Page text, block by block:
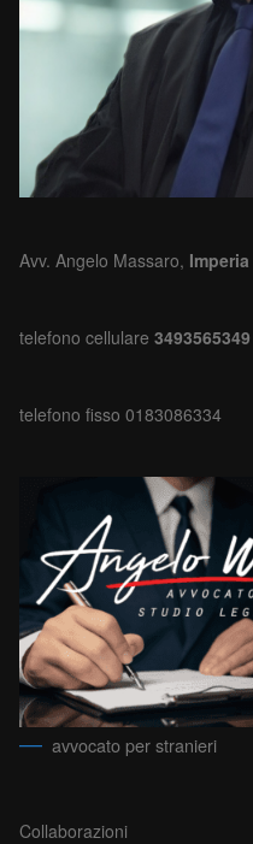
Avv. Angelo Massaro, Imperia
telefono cellulare 3493565349
telefono fisso 0183086334
avvocato per stranieri
Collaborazioni